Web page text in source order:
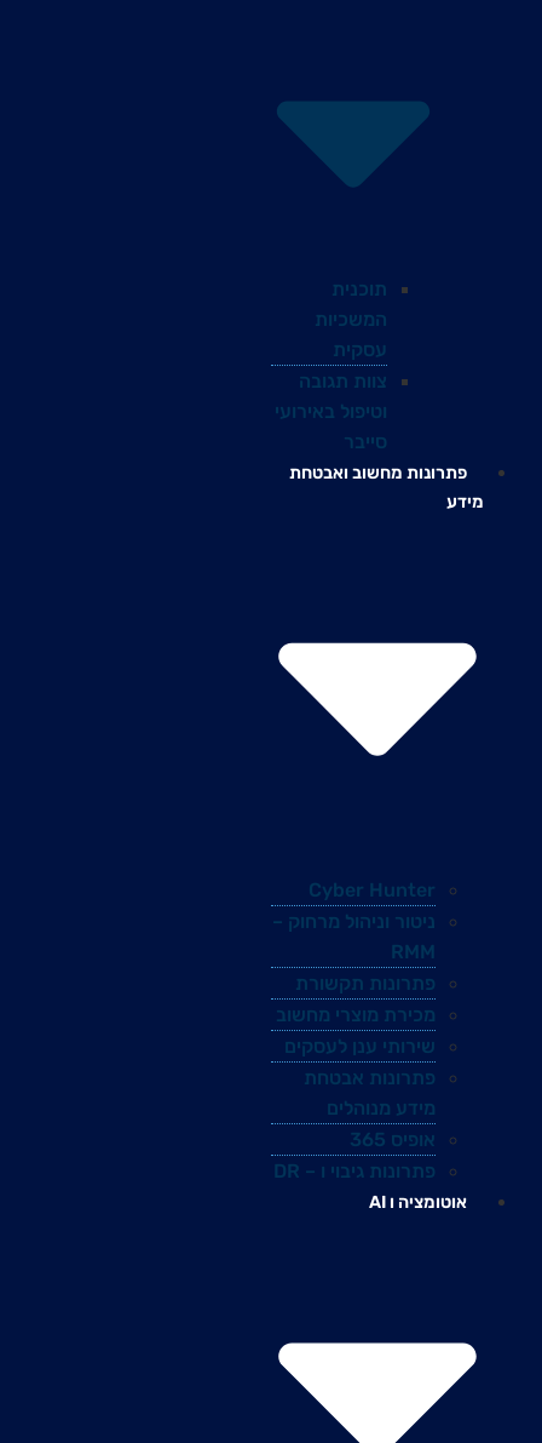
תוכנית
המשכיות
עסקית
צוות תגובה
וטיפול באירועי
סייבר
פתרונות מחשוב ואבטחת
מידע
Cyber Hunter
ניטור וניהול מרחוק –
RMM
פתרונות תקשורת
מכירת מוצרי מחשוב
שירותי ענן לעסקים
פתרונות אבטחת
מידע מנוהלים
אופיס 365
פתרונות גיבוי ו – DR
אוטומציה ו AI